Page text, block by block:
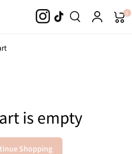
0
is empty
Shopping